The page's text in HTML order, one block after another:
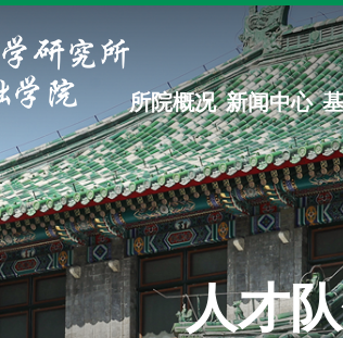
所院概况 新闻中心
人才